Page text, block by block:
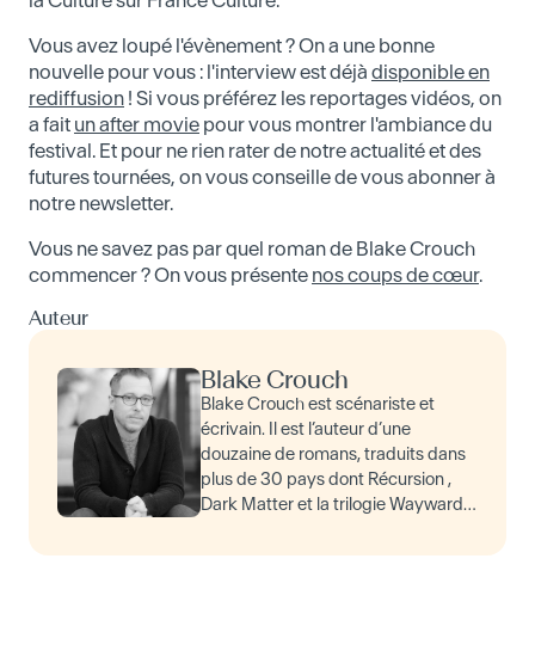
Vous avez loupé l'évènement ? On a une bonne
nouvelle pour vous : l'interview est déjà disponible en
rediffusion ! Si vous préférez les reportages vidéos, on
a fait un after movie pour vous montrer l'ambiance du
festival. Et pour ne rien rater de notre actualité et des
futures tournées, on vous conseille de vous abonner à
notre newsletter.
Vous ne savez pas par quel roman de Blake Crouch
commencer ? On vous présente nos coups de cœur.
Auteur
Blake Crouch
Blake Crouch est scénariste et
écrivain. Il est l’auteur d’une
douzaine de romans, traduits dans
plus de 30 pays dont Récursion ,
Dark Matter et la trilogie Wayward
télévision par la FOX…